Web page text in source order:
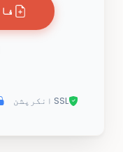
SSL انکرپشن